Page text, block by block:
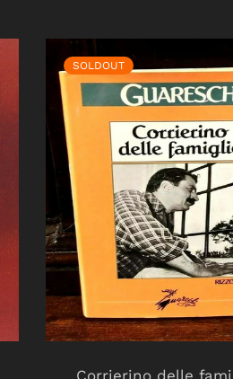
SOLDOUT
Corrierino delle